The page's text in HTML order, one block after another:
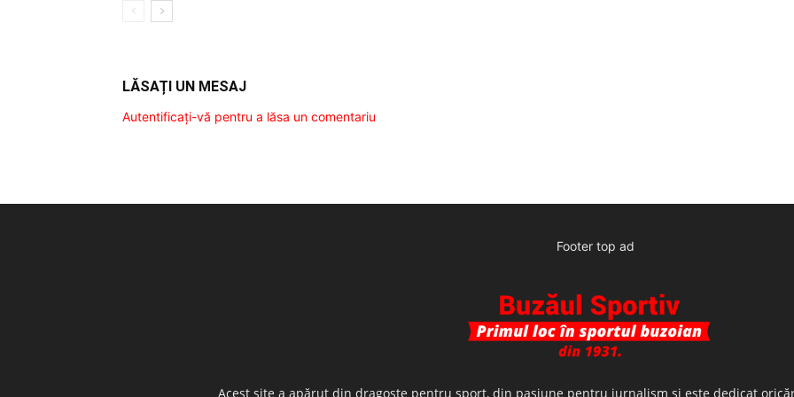
LĂSAȚI UN MESAJ
Autentificați-vă pentru a lăsa un comentariu
Footer top ad
Acest site a apărut din dragoste pentru sport, din pasiune pentru jurnalism şi este dedicat